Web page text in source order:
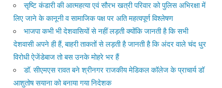
सृष्टि कंडारी की आत्महत्या एवं सौरभ खत्री परिवार को पुलिस अभिरक्षा में
लिए जाने के कानूनी व सामाजिक पक्ष पर अति महत्वपूर्ण विश्लेषण
भाजपा कभी भी देशवासियों से नहीं लड़ती क्योंकि जानती है कि सभी
देशवासी अपने ही हैं, बाहरी ताकतों से लड़ती है जानती है कि अंदर वाले चंद धुर
विरोधी ऐजेंडेबाज तो बस उनके मोहरे भर हैं
डॉ. सीएमएस रावत बने श्रीनगर राजकीय मेडिकल कॉलेज के प्राचार्य डॉ
आशुतोष सयाना को बनाया गया निदेशक